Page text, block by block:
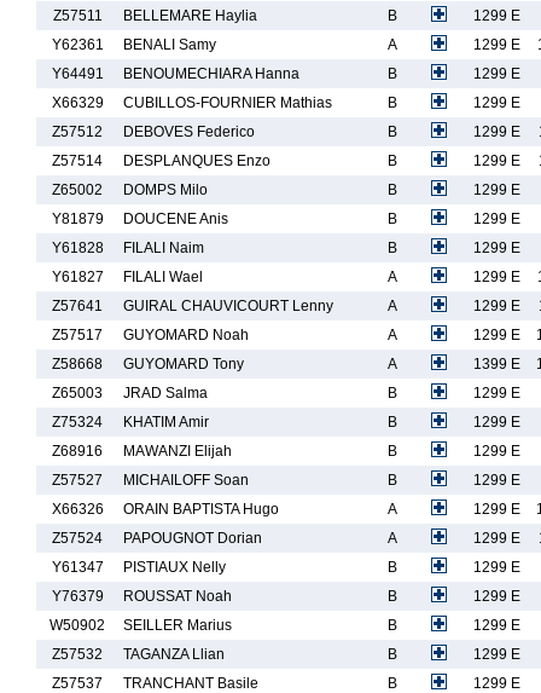
Z57511
BELLEMARE Haylia B
1299 E
Y62361
BENALI Samy A 1299 E
Y64491
BENOUMECHIARA Hanna B
1299 E
X66329
CUBILLOS-FOURNIER Mathias B
1299 E
Z57512
DEBOVES Federico B 1299 E
Z57514
DESPLANQUES Enzo B 1299 E
Z65002
DOMPS Milo B
1299 E
Y81879
DOUCENE Anis B
1299 E
Y61828
FILALI Naim B
1299 E
Y61827
FILALI Wael A 1299 E
Z57641
GUIRAL CHAUVICOURT Lenny A 1299 E
Z57517
GUYOMARD Noah A 1299 E
Z58668
GUYOMARD Tony A 1399 E
Z65003
JRAD Salma B
1299 E
Z75324
KHATIM Amir B
1299 E
Z68916
MAWANZI Elijah B
1299 E
Z57527
MICHAILOFF Soan B
1299 E
X66326
ORAIN BAPTISTA Hugo A 1299 E
Z57524
PAPOUGNOT Dorian A 1299 E
Y61347
PISTIAUX Nelly B
1299 E
Y76379
ROUSSAT Noah B
1299 E
W50902
SEILLER Marius B
1299 E
Z57532
TAGANZA Llian B
1299 E
Z57537
TRANCHANT Basile B
1299 E